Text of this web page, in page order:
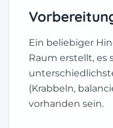
Ein beliebiger
Raum erstellt, es
(Krabbeln,
vorhanden sein.